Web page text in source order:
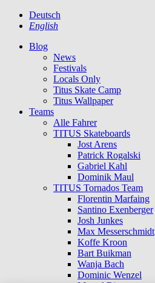
Deutsch
English
Blog
News
Festivals
Locals Only
Titus Skate Camp
Titus Wallpaper
Teams
Alle Fahrer
TITUS Skateboards
Jost Arens
Patrick Rogalski
Gabriel Kahl
Dominik Maul
TITUS Tornados Team
Florentin Marfaing
Santino Exenberger
Josh Junkes
Max Messerschmidt
Koffe Kroon
Bart Buikman
Wanja Bach
Dominic Wenzel